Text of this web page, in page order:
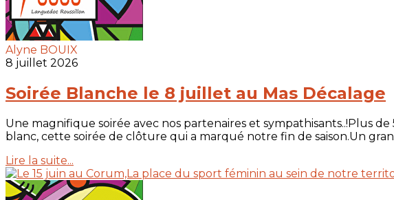
Alyne BOUIX
8 juillet 2026
Soirée Blanche le 8 juillet au Mas Décalage
Une magnifique soirée avec nos partenaires et sympathisants..!Plus
blanc, cette soirée de clôture qui a marqué notre fin de saison.Un
Lire la suite...